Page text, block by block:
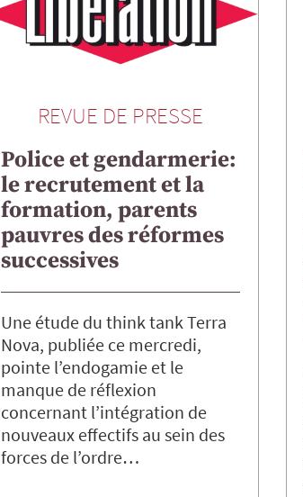
REVUE DE PRESSE
Police et gendarmerie:
le recrutement et la
formation, parents
pauvres des réformes
successives
Une étude du think tank Terra
Nova, publiée ce mercredi,
pointe l’endogamie et le
manque de réflexion
concernant l’intégration de
nouveaux effectifs au sein des
forces de l’ordre…